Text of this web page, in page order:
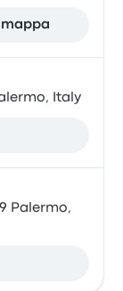
mappa
Italy
Palermo,